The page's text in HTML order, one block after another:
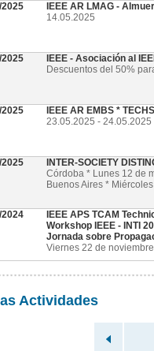
IEEE AR LMAG -
14.05.2025
IEEE - Asociación al
Descuentos del 50%
IEEE AR EMBS *
23.05.2025 - 24.05.2025
INTER-SOCIETY
Córdoba * Lunes 12 de
Buenos Aires *
2024
IEEE APS TCAM
Workshop IEEE - INTI
Jornada sobre
Viernes 22 de
Actividades